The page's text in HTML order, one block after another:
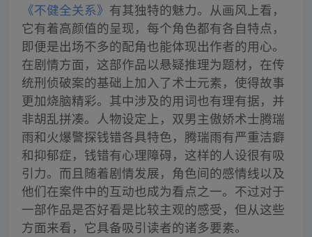
《不健全关系》 有其独特的魅力。从画风上看，
它有着高颜值的呈现，每个角色都有各自特点，
即便是出场不多的配角也能体现出作者的用心。
在剧情方面，这部作品以悬疑推理为题材，在传
统刑侦破案的基础上加入了术士元素，使得故事
更加烧脑精彩。其中涉及的用词也有理有据，并
非胡乱拼凑。人物设定上，双男主傲娇术士腾瑞
雨和火爆警探钱错各具特色，腾瑞雨有严重洁癖
和抑郁症，钱错有心理障碍，这样的人设很有吸
引力。而且随着剧情发展，角色间的感情线以及
他们在案件中的互动也成为看点之一。不过对于
一部作品是否好看是比较主观的感受，但从这些
方面来看，它具备吸引读者的诸多要素。